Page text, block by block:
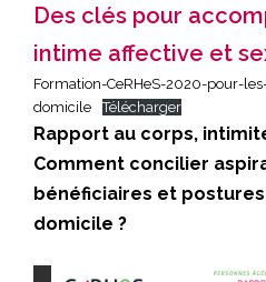
Des clés pour
intime affective et
Formation-CeRHeS-2020-pour-
domicile
Télécharger
Rapport au corps,
Comment concilier
bénéficiaires et
domicile ?